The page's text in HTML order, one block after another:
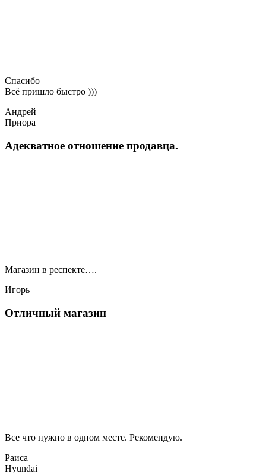
Спасибо
Всё пришло быстро )))
Андрей
Приора
Адекватное отношение продавца.
Магазин в респекте….
Игорь
Отличный магазин
Все что нужно в одном месте. Рекомендую.
Раиса
Hyundai